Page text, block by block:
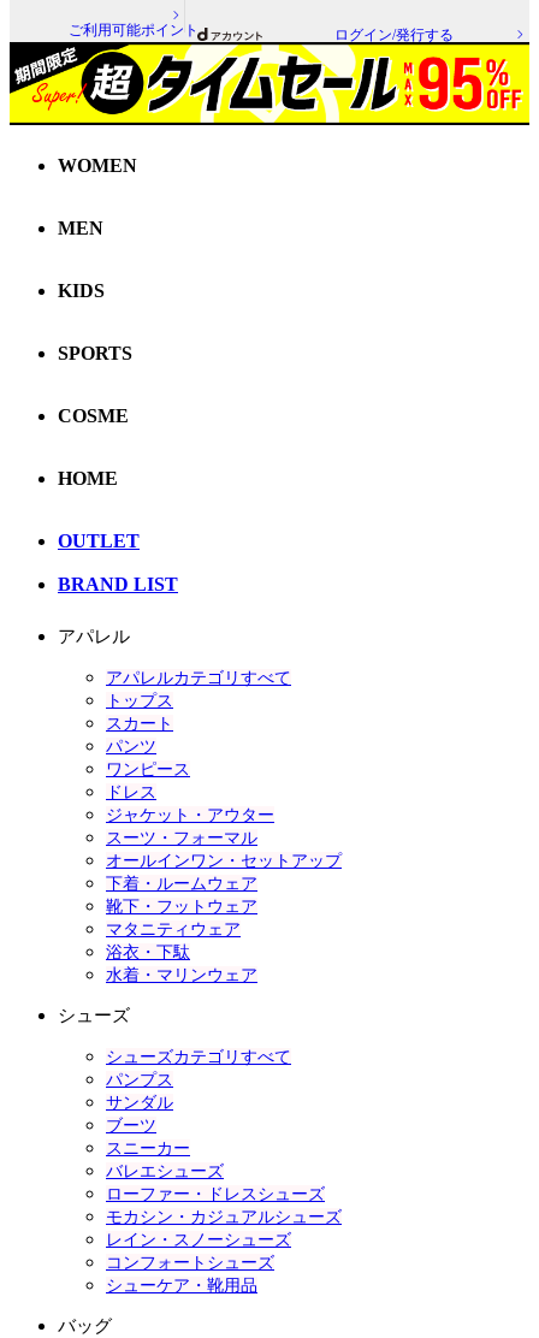
ご利用可能ポイント ログイン/発行する
WOMEN
MEN
KIDS
SPORTS
COSME
HOME
OUTLET
BRAND LIST
アパレル
アパレルカテゴリすべて
トップス
スカート
パンツ
ワンピース
ドレス
ジャケット・アウター
スーツ・フォーマル
オールインワン・セットアップ
下着・ルームウェア
靴下・フットウェア
マタニティウェア
浴衣・下駄
水着・マリンウェア
シューズ
シューズカテゴリすべて
パンプス
サンダル
ブーツ
スニーカー
バレエシューズ
ローファー・ドレスシューズ
モカシン・カジュアルシューズ
レイン・スノーシューズ
コンフォートシューズ
シューケア・靴用品
バッグ